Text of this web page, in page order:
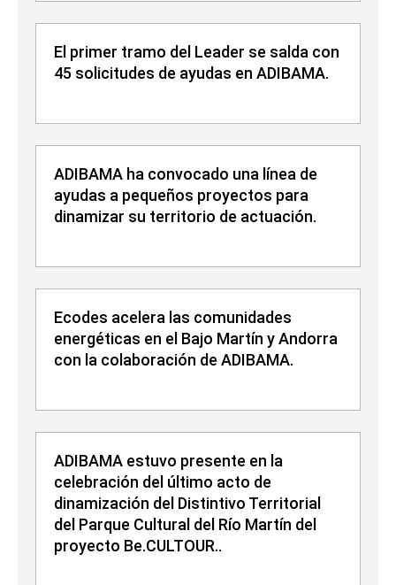
El primer tramo del Leader se salda con
45 solicitudes de ayudas en ADIBAMA.
ADIBAMA ha convocado una línea de
ayudas a pequeños proyectos para
dinamizar su territorio de actuación.
Ecodes acelera las comunidades
energéticas en el Bajo Martín y Andorra
con la colaboración de ADIBAMA.
ADIBAMA estuvo presente en la
celebración del último acto de
dinamización del Distintivo Territorial
del Parque Cultural del Río Martín del
proyecto Be.CULTOUR..